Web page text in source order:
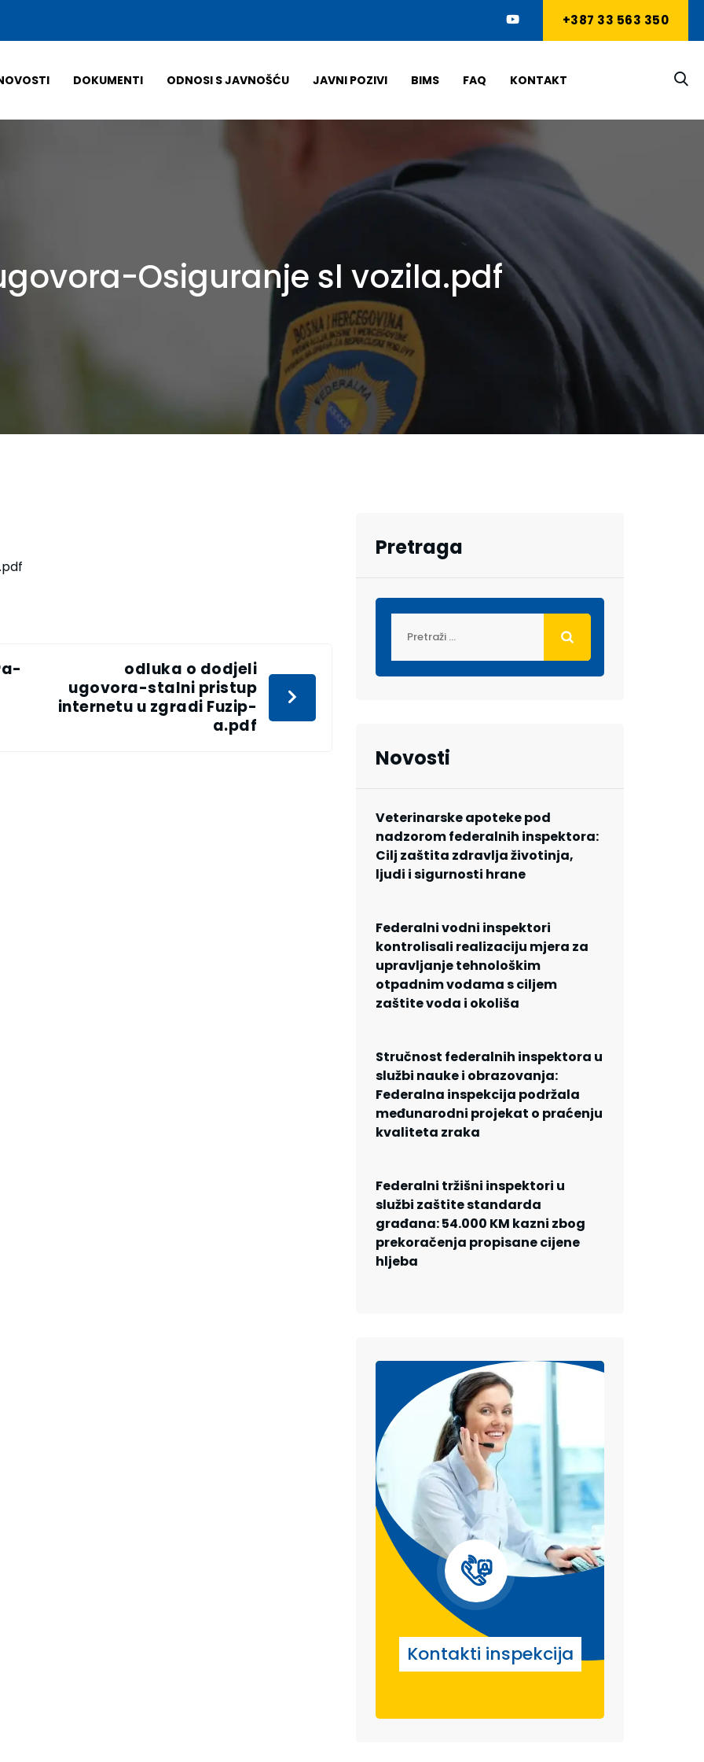
+387 33 563 350
DOKUMENTI ODNOSI S JAVNOŠĆU JAVNI POZIVI BIMS FAQ KONTAKT
Osiguranje sl vozila.pdf
odluka o dodjeli
ugovora-stalni pristup
internetu u zgradi Fuzip-
a.pdf
Pretraga
Novosti
Veterinarske apoteke pod
nadzorom federalnih inspektora:
Cilj zaštita zdravlja životinja,
ljudi i sigurnosti hrane
Federalni vodni inspektori
kontrolisali realizaciju mjera za
upravljanje tehnološkim
otpadnim vodama s ciljem
zaštite voda i okoliša
Stručnost federalnih inspektora u
službi nauke i obrazovanja:
Federalna inspekcija podržala
međunarodni projekat o praćenju
kvaliteta zraka
Federalni tržišni inspektori u
službi zaštite standarda
građana: 54.000 KM kazni zbog
prekoračenja propisane cijene
hljeba
Kontakti inspekcija